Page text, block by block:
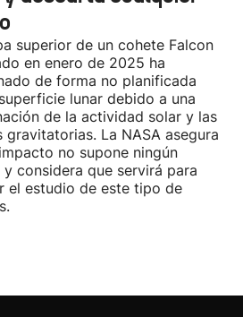
superior de un cohete Falcon
en enero de 2025 ha
de forma no planificada
lunar debido a una
de la actividad solar y las
gravitatorias. La NASA asegura
no supone ningún
considera que servirá para
el estudio de este tipo de